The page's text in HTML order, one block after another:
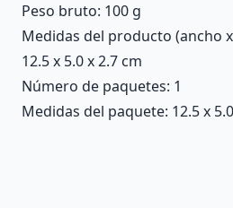
Peso bruto: 100 g
Medidas del producto (ancho
12.5 x 5.0 x 2.7 cm
Número de paquetes: 1
Medidas del paquete: 12.5 x